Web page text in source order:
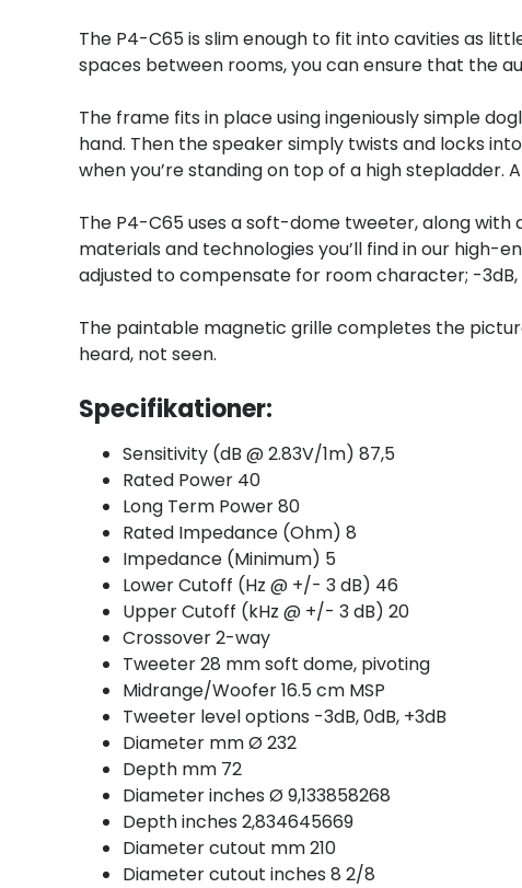
The P4-C65 is slim enough to fit into cavities as
spaces between rooms, you can ensure that the
The frame fits in place using ingeniously simple
hand. Then the speaker simply twists and locks
when you’re standing on top of a high stepladder.
The P4-C65 uses a soft-dome tweeter, along with
materials and technologies you’ll find in our high-
adjusted to compensate for room character; -3dB,
The paintable magnetic grille completes the
heard, not seen.
Specifikationer:
Sensitivity (dB @ 2.83V/1m) 87,5
Rated Power 40
Long Term Power 80
Rated Impedance (Ohm) 8
Impedance (Minimum) 5
Lower Cutoff (Hz @ +/- 3 dB) 46
Upper Cutoff (kHz @ +/- 3 dB) 20
Crossover 2-way
Tweeter 28 mm soft dome, pivoting
Midrange/Woofer 16.5 cm MSP
Tweeter level options -3dB, 0dB, +3dB
Diameter mm Ø 232
Depth mm 72
Diameter inches Ø 9,133858268
Depth inches 2,834645669
Diameter cutout mm 210
Diameter cutout inches 8 2/8